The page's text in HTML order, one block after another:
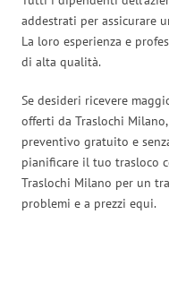
addestrati per assicurare
La loro esperienza e
di alta qualità.
Se desideri ricevere
offerti da Traslochi
preventivo gratuito e
pianificare il tuo trasloco
Traslochi Milano per un
problemi e a prezzi equi.